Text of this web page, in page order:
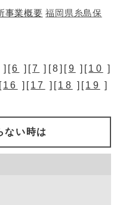
事業概要 福岡県糸島保
][6 ][7 ][8][9 ][10 ]
16 ][17 ][18 ][19 ]
ない時は